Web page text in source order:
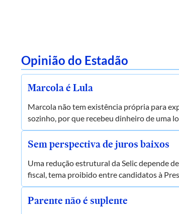
Opinião do Estadão
Marcola é Lula
Marcola não tem existência própria para
sozinho, por que recebeu dinheiro de uma
Sem perspectiva de juros baixos
Uma redução estrutural da Selic depende
fiscal, tema proibido entre candidatos à
Parente não é suplente